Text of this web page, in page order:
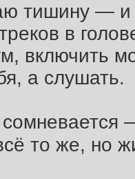
тишину —
в
включить
а слушать.
то же, но